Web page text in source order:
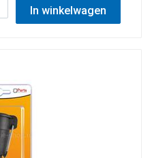
In winkelwagen